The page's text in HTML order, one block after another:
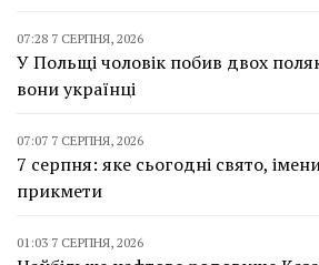
07:28 7 СЕРПНЯ, 2026
У Польщі чоловік побив двох
вони українці
07:07 7 СЕРПНЯ, 2026
7 серпня: яке сьогодні свято,
прикмети
01:03 7 СЕРПНЯ, 2026